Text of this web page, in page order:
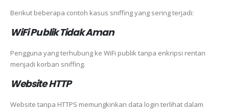
Berikut beberapa contoh kasus sniffing yang sering terjadi:
WiFi Publik Tidak Aman
Pengguna yang terhubung ke WiFi publik tanpa enkripsi rentan
menjadi korban sniffing.
Website HTTP
Website tanpa HTTPS memungkinkan data login terlihat dalam